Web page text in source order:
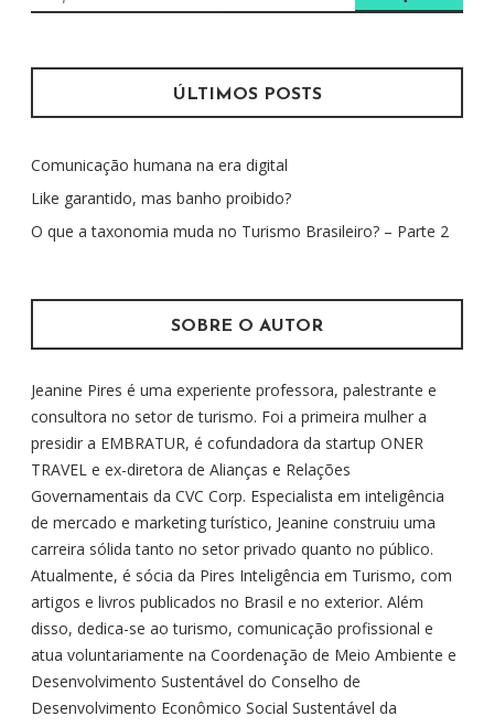
e
q
i
a
r
p
:
ÚLTIMOS POSTS
Comunicação humana na era digital
Like garantido, mas banho proibido?
O que a taxonomia muda no Turismo Brasileiro? – Parte 2
SOBRE O AUTOR
Jeanine Pires é uma experiente professora, palestrante e
consultora no setor de turismo. Foi a primeira mulher a
presidir a EMBRATUR, é cofundadora da startup ONER
TRAVEL e ex-diretora de Alianças e Relações
Governamentais da CVC Corp. Especialista em inteligência
de mercado e marketing turístico, Jeanine construiu uma
carreira sólida tanto no setor privado quanto no público.
Atualmente, é sócia da Pires Inteligência em Turismo, com
artigos e livros publicados no Brasil e no exterior. Além
disso, dedica-se ao turismo, comunicação profissional e
atua voluntariamente na Coordenação de Meio Ambiente e
Desenvolvimento Sustentável do Conselho de
Desenvolvimento Econômico Social Sustentável da